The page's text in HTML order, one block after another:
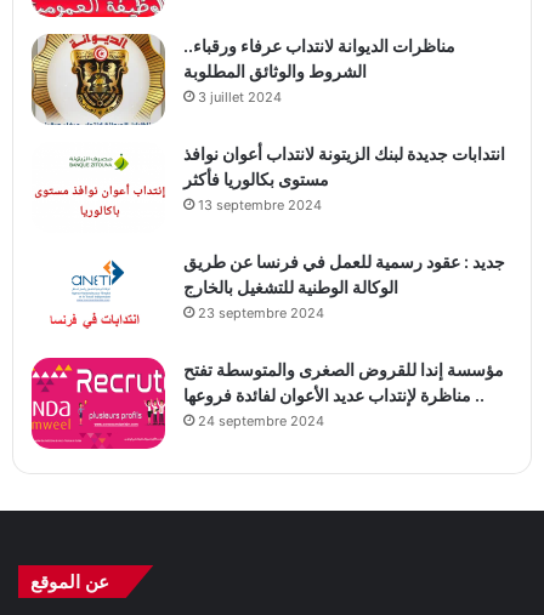
مناظرات الديوانة لانتداب عرفاء ورقباء..
الشروط والوثائق المطلوبة
3 juillet 2024
انتدابات جديدة لبنك الزيتونة لانتداب أعوان نوافذ
مستوى بكالوريا فأكثر
13 septembre 2024
جديد : عقود رسمية للعمل في فرنسا عن طريق
الوكالة الوطنية للتشغيل بالخارج
23 septembre 2024
مؤسسة إندا للقروض الصغرى والمتوسطة تفتح
مناظرة لإنتداب عديد الأعوان لفائدة فروعها ..
24 septembre 2024
عن الموقع